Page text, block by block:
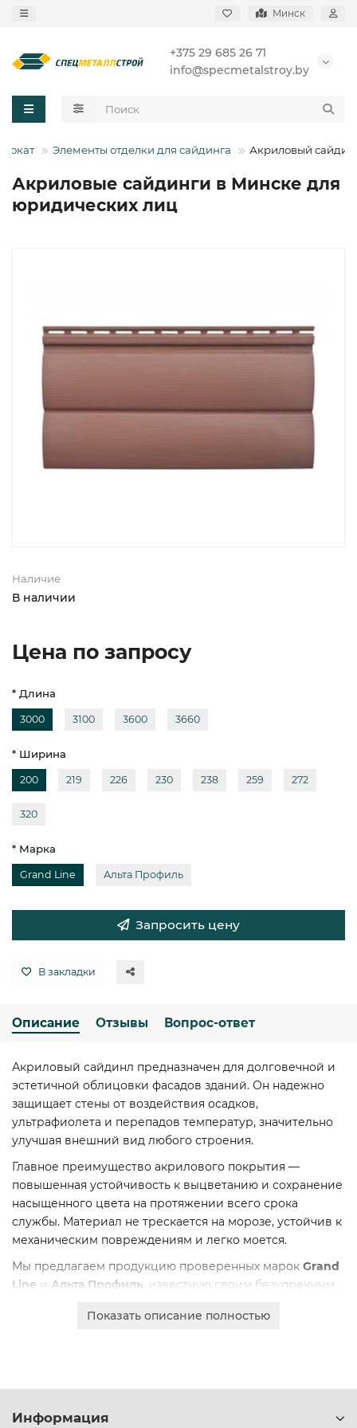
Минск
+375 29 685 26 71
info@specmetalstroy.by
Элементы отделки для сайдинга Акриловый
Акриловые сайдинги в Минске для
юридических лиц
Наличие
В наличии
Цена по запросу
* Длина
3000 3100 3600 3660
* Ширина
200 219 226 230 238 259 272
320
* Марка
Grand Line Альта Профиль
Запросить цену
В закладки
Описание Отзывы Вопрос-ответ
Акриловый сайдинл предназначен для долговечной и
эстетичной облицовки фасадов зданий. Он надежно
защищает стены от воздействия осадков,
ультрафиолета и перепадов температур, значительно
улучшая внешний вид любого строения.
Главное преимущество акрилового покрытия —
повышенная устойчивость к выцветанию и сохранение
насыщенного цвета на протяжении всего срока
службы. Материал не трескается на морозе, устойчив к
механическим повреждениям и легко моется.
Мы предлагаем продукцию проверенных марок Grand
Line и Альта Профиль , известную своим безупречным
длиной от 3000 до 3660 мм и шириной от 200 до 320
Показать описание полностью
Информация